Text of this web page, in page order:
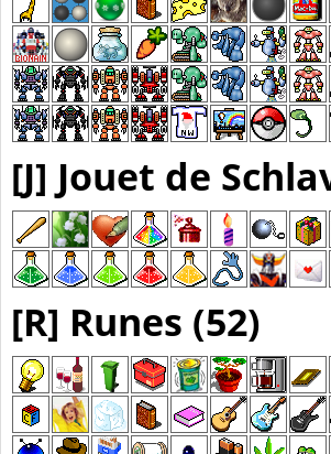
[J] Jouet de
[R] Runes (52)